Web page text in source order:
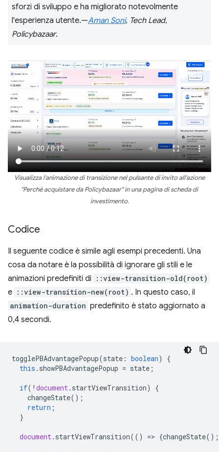
sforzi di sviluppo e ha migliorato notevolmente
l'esperienza utente.—Aman Soni, Tech Lead,
Policybazaar.
Visualizza l'animazione di transizione nel pulsante di invito all'azione
"Perché acquistare da Policybazaar" in una pagina di scheda di
investimento.
Codice
Il seguente codice è simile agli esempi precedenti. Una
cosa da notare è la possibilità di ignorare gli stili e le
animazioni predefiniti di
::view-transition-old(root)
e ::view-transition-new(root) . In questo caso, il
animation-duration predefinito è stato aggiornato a
0,4 secondi.
togglePBAdvantagePopup(state : boolean)
{
this . showPBAdvantagePopup = state ;
if( ! document . startViewTransition)
{
changeState();
return ;
}
document . startViewTransition(() => {changeState